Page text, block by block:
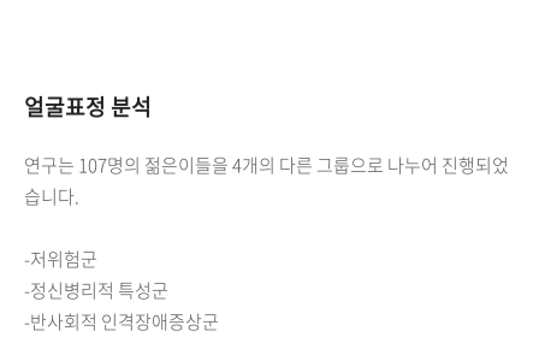
얼굴표정 분석
연구는 107명의 젊은이들을 4개의 다른 그룹으로 나누어 진행되었
습니다.
-저위험군
-정신병리적 특성군
-반사회적 인격장애증상군